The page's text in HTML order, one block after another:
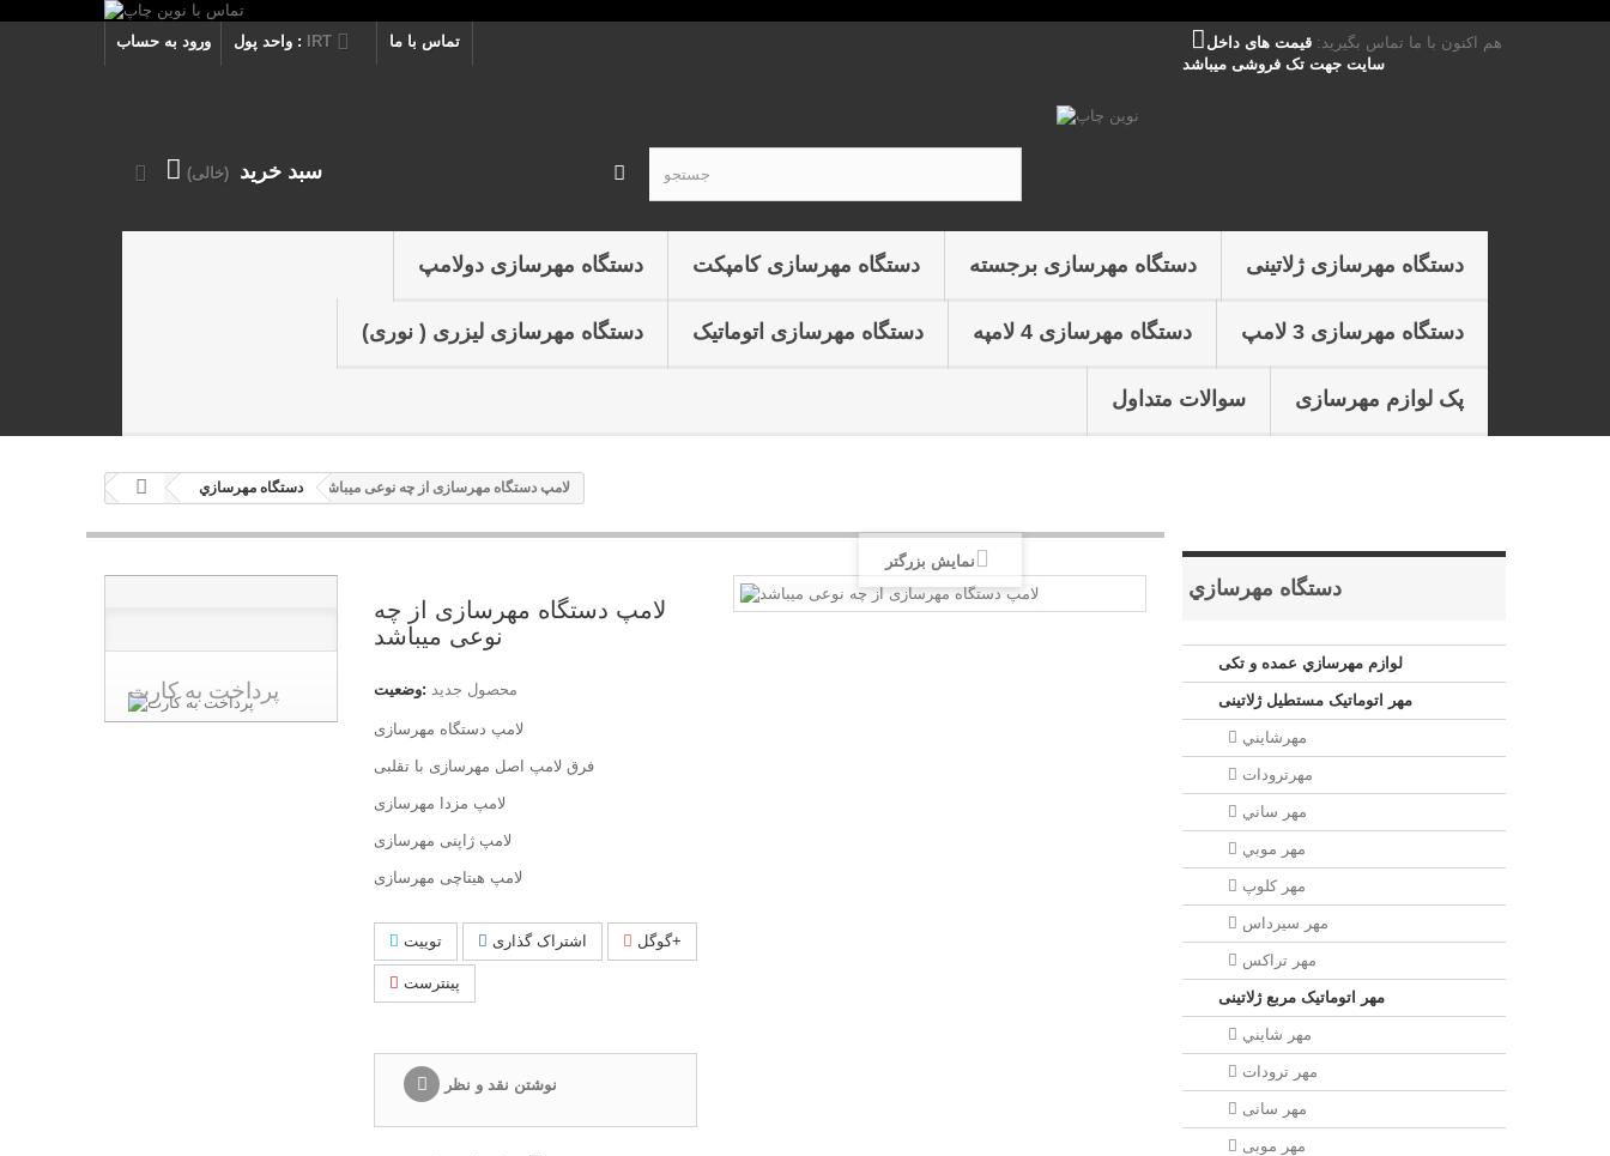
ورود به حساب واحد پول : IRT تماس با ما هم اکنون با ما تماس بگیرید: قیمت های داخل
سایت جهت تک فروشی میباشد
سبد خرید (خالی)
دستگاه مهرسازی ژلاتینی دستگاه مهرسازی برجسته دستگاه مهرسازی کامپکت دستگاه مهرسازی دولامپ
دستگاه مهرسازی 3 لامپ دستگاه مهرسازی 4 لامپه دستگاه مهرسازی اتوماتیک دستگاه مهرسازی لیزری ( نوری)
پک لوازم مهرسازی سوالات متداول
دستگاه مهرسازي لامپ دستگاه مهرسازی از چه نوعی میباشد
دستگاه مهرسازي
لوازم مهرسازي عمده و تکی
مهر اتوماتیک مستطيل ژلاتینی
مهرشايني
مهرترودات
مهر ساني
مهر موبي
مهر كلوپ
مهر سيرداس
مهر تراکس
مهر اتوماتیک مربع ژلاتینی
مهر شايني
مهر ترودات
مهر سانی
مهر موبی
نمایش بزرگتر
لامپ دستگاه مهرسازی از چه
نوعی میباشد
وضعیت: محصول جدید
لامپ دستگاه مهرسازی
فرق لامپ اصل مهرسازی با تقلبی
لامپ مزدا مهرسازی
لامپ ژاپنی مهرسازی
لامپ هیتاچی مهرسازی
توییت اشتراک گذاری گوگل+
پینترست
نوشتن نقد و نظر
پرداخت به کارت